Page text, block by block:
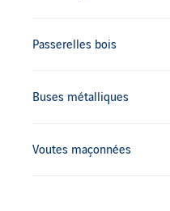
Passerelles bois
Buses métalliques
Voutes maçonnées